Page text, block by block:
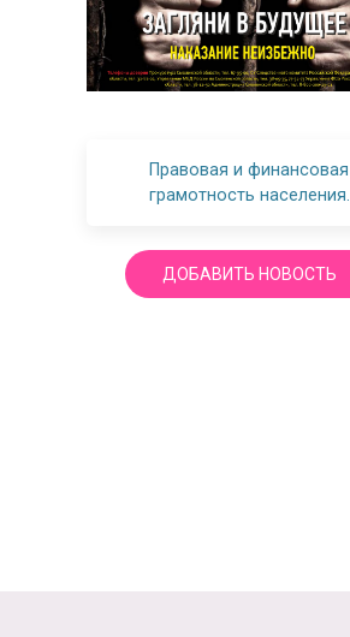
Правовая и финансовая
грамотность населения.
ДОБАВИТЬ НОВОСТЬ